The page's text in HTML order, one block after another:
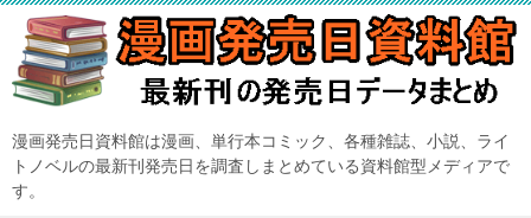
漫画発売日資料館は漫画、単行本コミック、各種雑誌、小説、ライ
トノベルの最新刊発売日を調査しまとめている資料館型メディアで
す。